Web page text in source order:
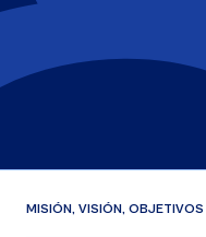
MISIÓN, VISIÓN, OBJETIVOS